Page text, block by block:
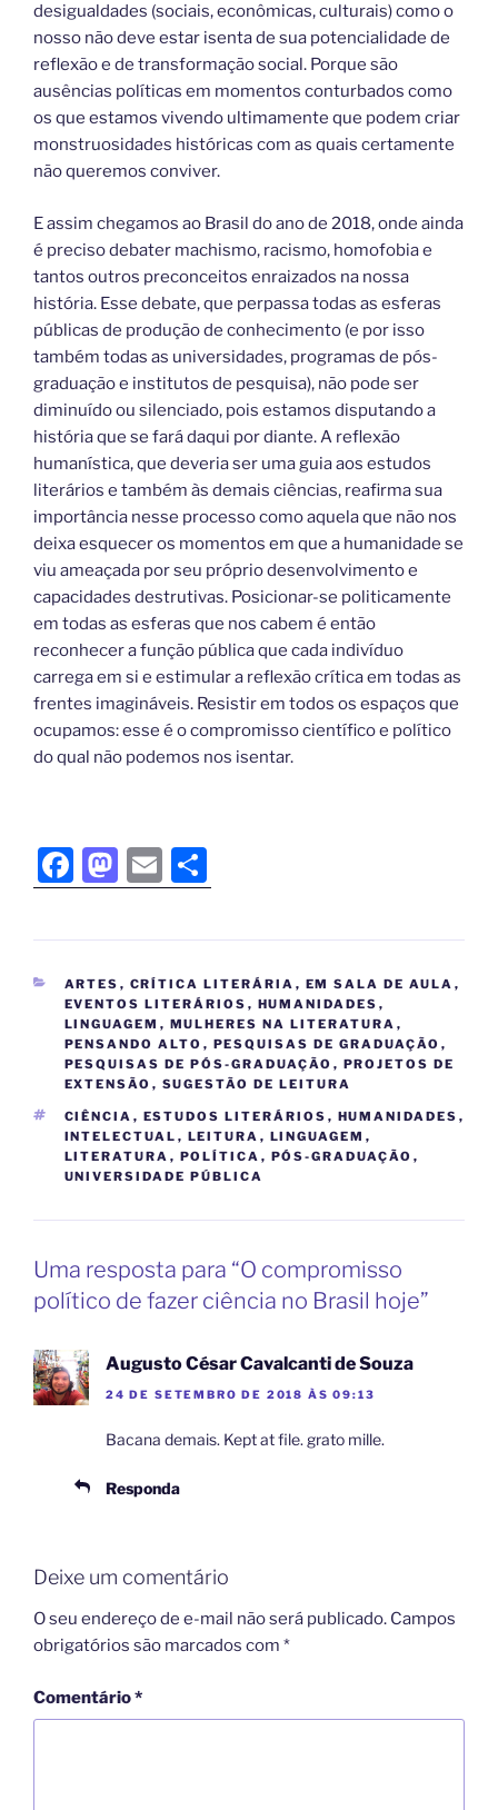
desigualdades (sociais, econômicas, culturais) como o
nosso não deve estar isenta de sua potencialidade de
reflexão e de transformação social. Porque são
ausências políticas em momentos conturbados como
os que estamos vivendo ultimamente que podem criar
monstruosidades históricas com as quais certamente
não queremos conviver.
E assim chegamos ao Brasil do ano de 2018, onde ainda
é preciso debater machismo, racismo, homofobia e
tantos outros preconceitos enraizados na nossa
história. Esse debate, que perpassa todas as esferas
públicas de produção de conhecimento (e por isso
também todas as universidades, programas de pós-
graduação e institutos de pesquisa), não pode ser
diminuído ou silenciado, pois estamos disputando a
história que se fará daqui por diante. A reflexão
humanística, que deveria ser uma guia aos estudos
literários e também às demais ciências, reafirma sua
importância nesse processo como aquela que não nos
deixa esquecer os momentos em que a humanidade se
viu ameaçada por seu próprio desenvolvimento e
capacidades destrutivas. Posicionar-se politicamente
em todas as esferas que nos cabem é então
reconhecer a função pública que cada indivíduo
carrega em si e estimular a reflexão crítica em todas as
frentes imagináveis. Resistir em todos os espaços que
ocupamos: esse é o compromisso científico e político
do qual não podemos nos isentar.
F
a
c
e
b
o
o
k
M
a
st
o
d
o
n
E
m
ai
l
h
ar
e
ARTES , CRÍTICA LITERÁRIA , EM SALA DE AULA ,
EVENTOS LITERÁRIOS , HUMANIDADES ,
LINGUAGEM , MULHERES NA LITERATURA ,
PENSANDO ALTO , PESQUISAS DE GRADUAÇÃO ,
PESQUISAS DE PÓS-GRADUAÇÃO , PROJETOS DE
EXTENSÃO , SUGESTÃO DE LEITURA
CIÊNCIA , ESTUDOS LITERÁRIOS , HUMANIDADES ,
INTELECTUAL , LEITURA , LINGUAGEM ,
LITERATURA , POLÍTICA , PÓS-GRADUAÇÃO ,
UNIVERSIDADE PÚBLICA
Uma resposta para “O compromisso
político de fazer ciência no Brasil hoje”
Augusto César Cavalcanti de Souza
24 DE SETEMBRO DE 2018 ÀS 09:13
Bacana demais. Kept at file. grato mille.
Responda
Deixe um comentário
O seu endereço de e-mail não será publicado. Campos
obrigatórios são marcados com *
Comentário*